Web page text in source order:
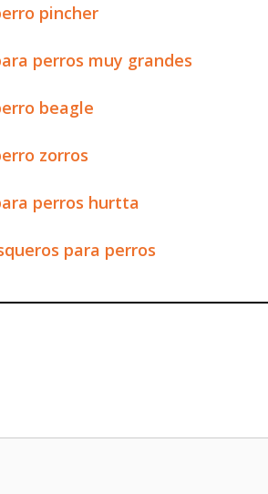
pincher
perros muy grandes
beagle
zorros
perros hurtta
para perros